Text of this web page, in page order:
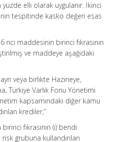
yüzde elli olarak uygulanır. İkinci
tespitinde kasko değeri esas
ncı maddesinin birinci fıkrasının
ve maddeye aşağıdaki
veya birlikte Hazineye,
Türkiye Varlık Fonu Yönetimi
kapsamındaki diğer kamu
krediler,”
fıkrasının (i) bendi
grubuna kullandırılan